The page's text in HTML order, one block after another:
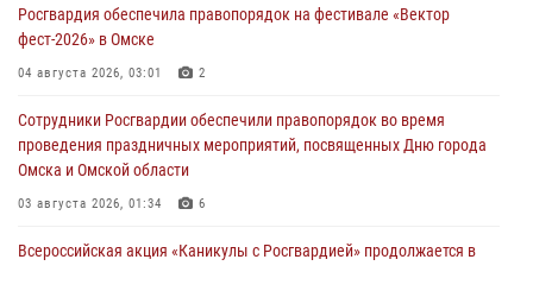
Росгвардия обеспечила правопорядок на фестивале «Вектор
фест-2026» в Омске
04 августа 2026, 03:01 2
Сотрудники Росгвардии обеспечили правопорядок во время
проведения праздничных мероприятий, посвященных Дню города
Омска и Омской области
03 августа 2026, 01:34 6
Всероссийская акция «Каникулы с Росгвардией» продолжается в